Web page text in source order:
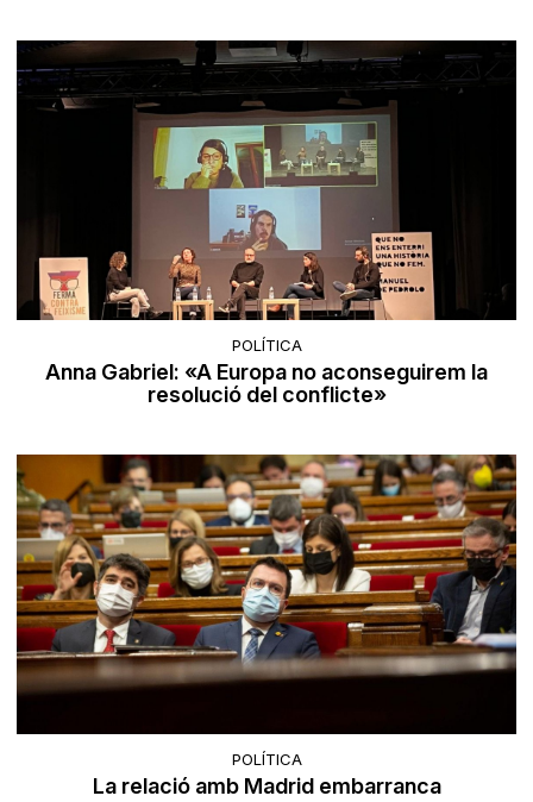
POLÍTICA
Anna Gabriel: «A Europa no aconseguirem la
resolució del conflicte»
POLÍTICA
La relació amb Madrid embarranca